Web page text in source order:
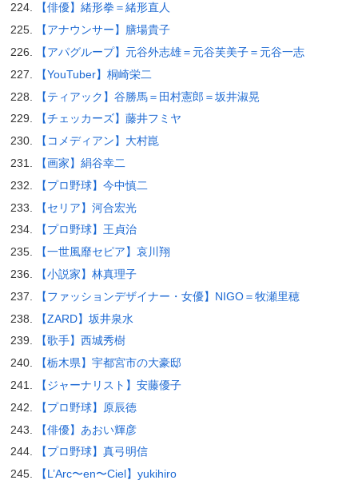
【俳優】緒形拳＝緒形直人
【アナウンサー】膳場貴子
【アパグループ】元谷外志雄＝元谷芙美子＝元谷一志
【YouTuber】桐崎栄二
【ティアック】谷勝馬＝田村憲郎＝坂井淑晃
【チェッカーズ】藤井フミヤ
【コメディアン】大村崑
【画家】絹谷幸二
【プロ野球】今中慎二
【セリア】河合宏光
【プロ野球】王貞治
【一世風靡セピア】哀川翔
【小説家】林真理子
【ファッションデザイナー・女優】NIGO＝牧瀬里穂
【ZARD】坂井泉水
【歌手】西城秀樹
【栃木県】宇都宮市の大豪邸
【ジャーナリスト】安藤優子
【プロ野球】原辰徳
【俳優】あおい輝彦
【プロ野球】真弓明信
【L’Arc〜en〜Ciel】yukihiro